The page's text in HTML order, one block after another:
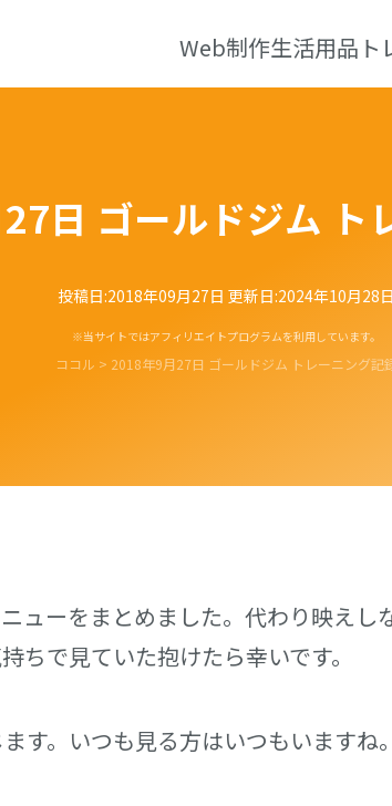
Web制作生活用品
日 ゴールドジム ト
投稿日:2018年09月27日 更新日:2024年10月28日
※当サイトではアフィリエイトプログラムを利用しています。
ココル > 2018年9月27日 ゴールドジム トレーニング記
ューをまとめました。代わり映え
ちで見ていた抱けたら幸いです。
す。いつも見る方はいつもいますね